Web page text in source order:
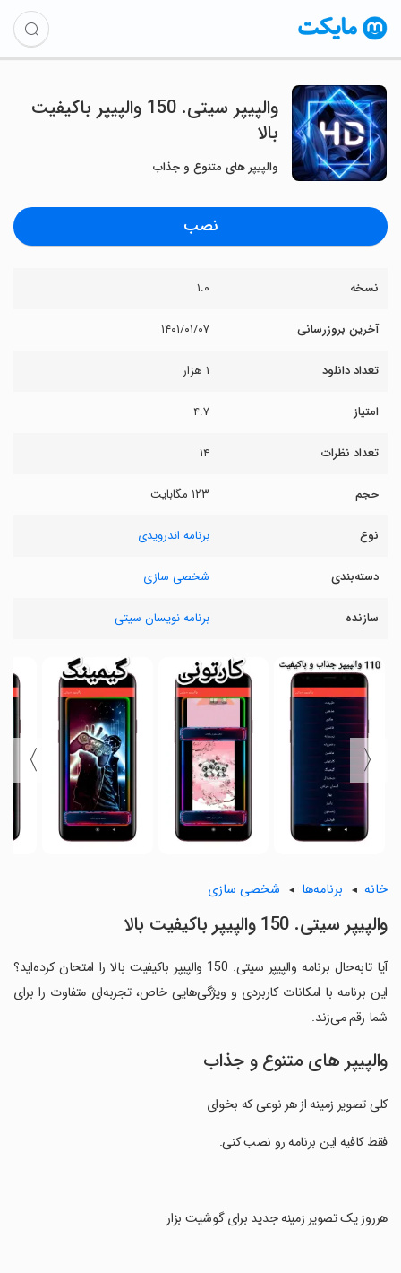
والپیپر سیتی. 150 والپیپر باکیفیت
بالا
والپیپر های متنوع و جذاب
نصب
نسخه ۱.۰
آخرین بروزرسانی ۱۴۰۱/۰۱/۰۷
تعداد دانلود ۱ هزار
امتیاز ۴.۷
تعداد نظرات ۱۴
حجم ۱۲۳ مگابایت
نوع برنامه اندرویدی
دسته‌بندی شخصی سازی
سازنده برنامه نویسان سیتی
〈
〉
خانه برنامه‌ها شخصی سازی
والپیپر سیتی. 150 والپیپر باکیفیت بالا
آیا تابه‌حال برنامه والپیپر سیتی. 150 والپیپر باکیفیت بالا را امتحان کرده‌اید؟
این برنامه با امکانات کاربردی و ویژگی‌هایی خاص، تجربه‌ای متفاوت را برای
شما رقم می‌زند.
والپیپر های متنوع و جذاب
کلی تصویر زمینه از هر نوعی که بخوای
‏فقط کافیه این برنامه رو نصب کنی.
‏هرروز یک تصویر زمینه جدید برای گوشیت بزار